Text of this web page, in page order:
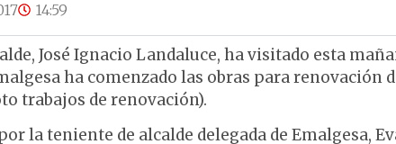
14:59
José Ignacio Landaluce, ha visitado esta
ha comenzado las obras para renovación
trabajos de renovación).
la teniente de alcalde delegada de Emalgesa,